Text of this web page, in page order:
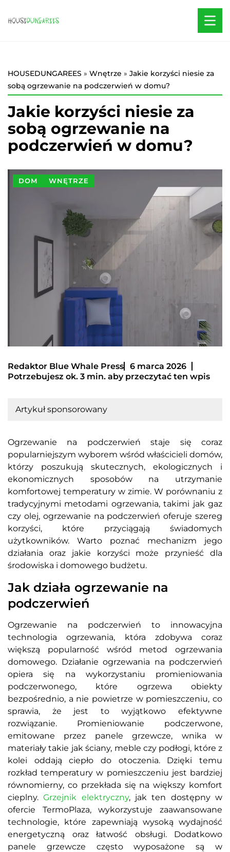
HOUSEDUNGAREES » Wnętrze » Jakie korzyści niesie za
sobą ogrzewanie na podczerwień w domu?
Jakie korzyści niesie za
sobą ogrzewanie na
podczerwień w domu?
DOM WNĘTRZE
Redaktor Blue Whale Press
6 marca 2026
Potrzebujesz ok. 3 min. aby przeczytać ten wpis
Artykuł sponsorowany
Ogrzewanie na podczerwień staje się coraz
popularniejszym wyborem wśród właścicieli domów,
którzy poszukują skutecznych, ekologicznych i
ekonomicznych sposobów na utrzymanie
komfortowej temperatury w zimie. W porównaniu z
tradycyjnymi metodami ogrzewania, takimi jak gaz
czy olej, ogrzewanie na podczerwień oferuje szereg
korzyści, które przyciągają świadomych
użytkowników. Warto poznać mechanizm jego
działania oraz jakie korzyści może przynieść dla
środowiska i domowego budżetu.
Jak działa ogrzewanie na
podczerwień
Ogrzewanie na podczerwień to innowacyjna
technologia ogrzewania, która zdobywa coraz
większą popularność wśród metod ogrzewania
domowego. Działanie ogrzewania na podczerwień
opiera się na wykorzystaniu promieniowania
podczerwonego, które ogrzewa obiekty
bezpośrednio, a nie powietrze w pomieszczeniu, co
sprawia, że jest to wyjątkowo efektywne
rozwiązanie. Promieniowanie podczerwone,
emitowane przez panele grzewcze, wnika w
materiały takie jak ściany, meble czy podłogi, które z
kolei oddają ciepło do otoczenia. Dzięki temu
rozkład temperatury w pomieszczeniu jest bardziej
równomierny, co przekłada się na większy komfort
cieplny.Grzejnik elektryczny, jak ten dostępny w
ofercie TermoPlaza, wykorzystuje zaawansowane
technologie, które zapewniają wysoką wydajność
energetyczną oraz łatwość obsługi. Dodatkowo
panele grzewcze często wyposażone są w